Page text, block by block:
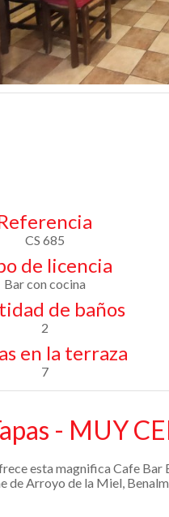
CS 685
de licencia
Bar con cocina
de baños
2
en la terraza
7
- MUY
esta magnifica Cafe Bar
de Arroyo de la Miel,